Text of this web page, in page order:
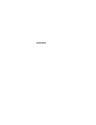
—